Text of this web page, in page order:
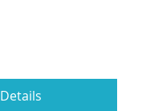
Details